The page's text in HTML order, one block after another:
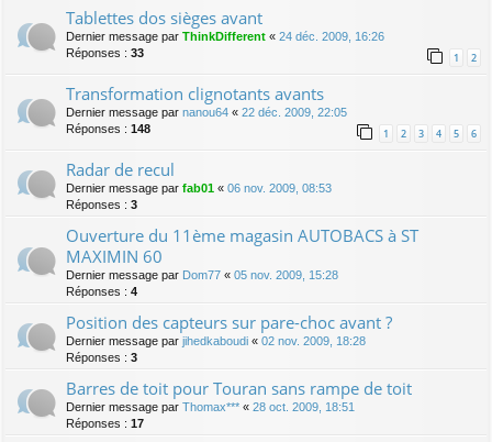
Tablettes dos sièges avant
Dernier message par ThinkDifferent « 24 déc. 2009, 16:26
Réponses : 33 1 2
Transformation clignotants avants
Dernier message par nanou64 « 22 déc. 2009, 22:05
Réponses : 148 1 2 3 4 5 6
Radar de recul
Dernier message par fab01 « 06 nov. 2009, 08:53
Réponses : 3
Ouverture du 11ème magasin AUTOBACS à ST
MAXIMIN 60
Dernier message par Dom77 « 05 nov. 2009, 15:28
Réponses : 4
Position des capteurs sur pare-choc avant ?
Dernier message par jihedkaboudi « 02 nov. 2009, 18:28
Réponses : 3
Barres de toit pour Touran sans rampe de toit
Dernier message par Thomax*** « 28 oct. 2009, 18:51
Réponses : 17